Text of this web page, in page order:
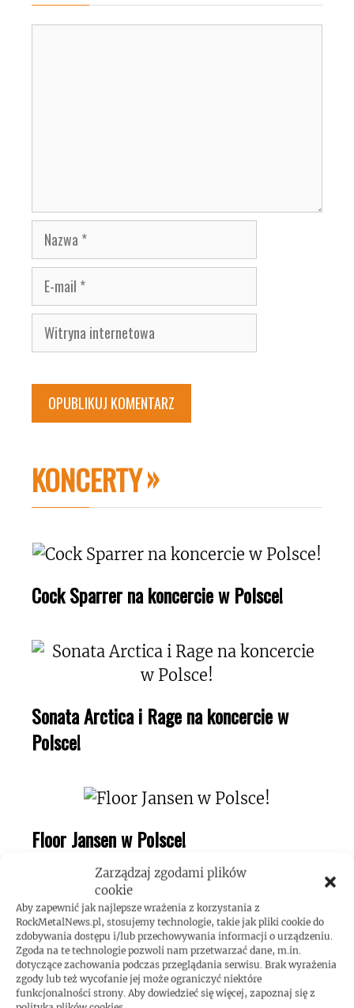
Zarządzaj zgodami plików
cookie
Aby zapewnić jak najlepsze wrażenia z korzystania z
RockMetalNews.pl, stosujemy technologie, takie jak pliki cookie do
zdobywania dostępu i/lub przechowywania informacji o urządzeniu.
Zgoda na te technologie pozwoli nam przetwarzać dane, m.in.
dotyczące zachowania podczas przeglądania serwisu. Brak wyrażenia
zgody lub też wycofanie jej może ograniczyć niektóre
funkcjonalności strony. Aby dowiedzieć się więcej, zapoznaj się z
Nazwa
E-
mail
Witryna
internetowa
KONCERTY
Cock Sparrer na koncercie w Polsce!
Sonata Arctica i Rage na koncercie w
Polsce!
Floor Jansen w Polsce!
The Black Dahlia Murder w Polsce!
RECENZJE